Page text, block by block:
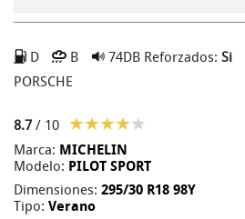
D B 74DB Reforzados: Si
PORSCHE
8.7/ 10
Marca: MICHELIN
Modelo: PILOT SPORT
Dimensiones: 295/30 R18 98Y
Tipo: Verano